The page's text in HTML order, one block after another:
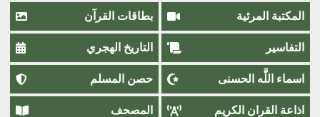
المكتبة المرئية بطاقات القرآن
التفاسير التاريخ الهجري
اسماء اللَّٰه الحسنى حصن المسلم
اذاعة القران الكريم المصحف